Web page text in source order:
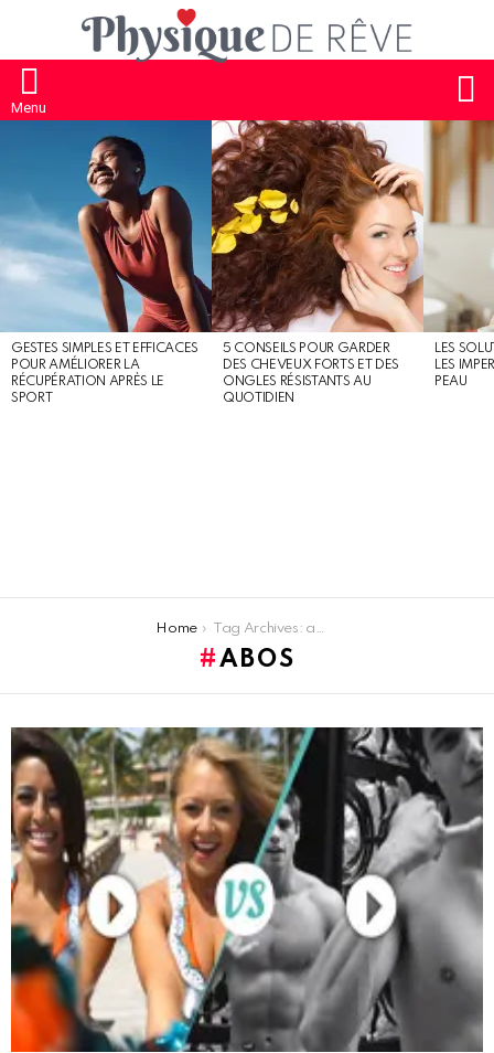
Menu
GESTES SIMPLES ET EFFICACES
POUR AMÉLIORER LA
RÉCUPÉRATION APRÈS LE
SPORT
5 CONSEILS POUR GARDER
DES CHEVEUX FORTS ET DES
ONGLES RÉSISTANTS AU
QUOTIDIEN
LES
LES
PEAU
Home Tag Archives: abos
ABOS
LATEST
STORIES